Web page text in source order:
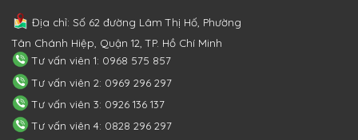
Địa chỉ: Số 62 đường Lâm Thị Hố, Phường
Tân Chánh Hiệp, Quận 12, TP. Hồ Chí Minh
Tư vấn viên 1: 0968 575 857
Tư vấn viên 2: 0969 296 297
Tư vấn viên 3: 0926 136 137
Tư vấn viên 4: 0828 296 297